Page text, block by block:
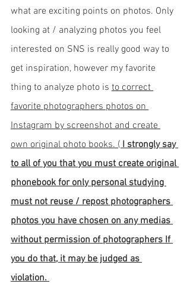
what are exciting points on photos. Only
looking at / analyzing photos you feel
interested on SNS is really good way to
get inspiration, however my favorite
thing to analyze photo is to correct
favorite photographers photos on
Instagram by screenshot and create
own original photo books. ( I strongly say
to all of you that you must create original
phonebook for only personal studying
must not reuse / repost photographers
photos you have chosen on any medias
without permission of photographers If
you do that, it may be judged as
violation.